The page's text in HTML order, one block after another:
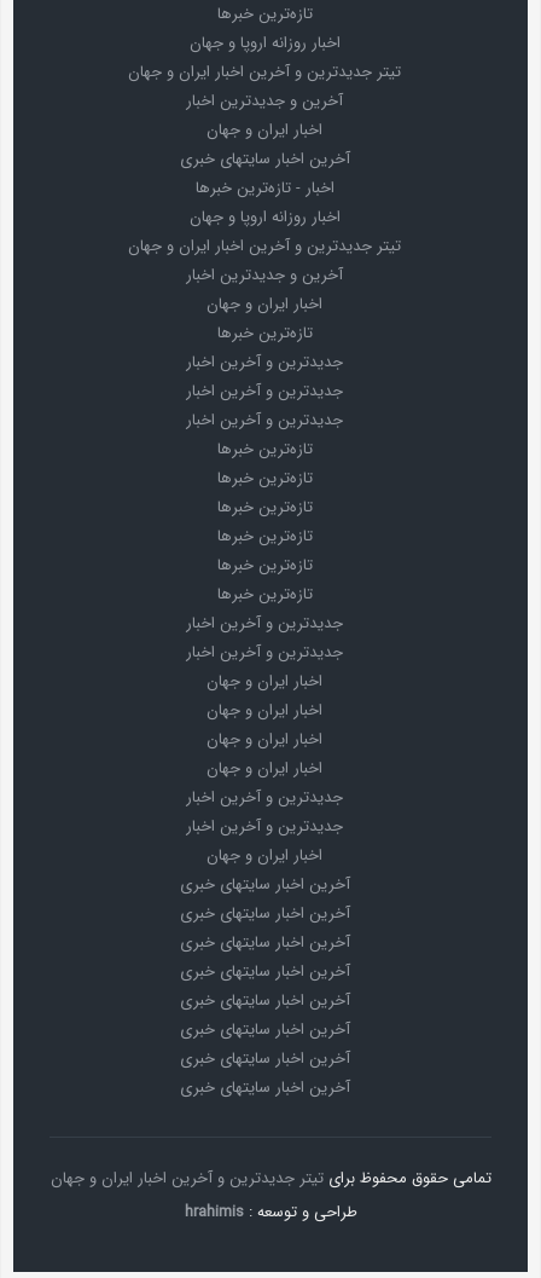
تازه‌ترین خبرها
اخبار روزانه اروپا و جهان
تیتر جدیدترین و آخرین اخبار ایران و جهان
آخرین و جدیدترین اخبار
اخبار ایران و جهان
آخرین اخبار سایتهای خبری
اخبار - تازه‌ترین خبرها
اخبار روزانه اروپا و جهان
تیتر جدیدترین و آخرین اخبار ایران و جهان
آخرین و جدیدترین اخبار
اخبار ایران و جهان
تازه‌ترین خبرها
جدیدترین و آخرین اخبار
جدیدترین و آخرین اخبار
جدیدترین و آخرین اخبار
تازه‌ترین خبرها
تازه‌ترین خبرها
تازه‌ترین خبرها
تازه‌ترین خبرها
تازه‌ترین خبرها
تازه‌ترین خبرها
جدیدترین و آخرین اخبار
جدیدترین و آخرین اخبار
اخبار ایران و جهان
اخبار ایران و جهان
اخبار ایران و جهان
اخبار ایران و جهان
جدیدترین و آخرین اخبار
جدیدترین و آخرین اخبار
اخبار ایران و جهان
آخرین اخبار سایتهای خبری
آخرین اخبار سایتهای خبری
آخرین اخبار سایتهای خبری
آخرین اخبار سایتهای خبری
آخرین اخبار سایتهای خبری
آخرین اخبار سایتهای خبری
آخرین اخبار سایتهای خبری
آخرین اخبار سایتهای خبری
تمامی حقوق محفوظ برای تیتر جدیدترین و آخرین اخبار ایران و جهان
طراحی و توسعه : hrahimis